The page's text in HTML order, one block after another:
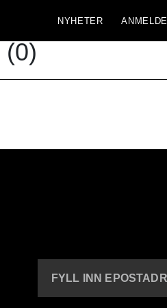
NYHETER
(0)
FYLL INN